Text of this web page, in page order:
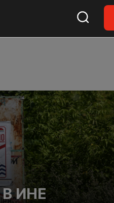
ИНЕ